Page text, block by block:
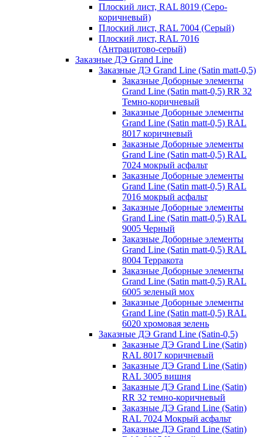
Плоский лист, RAL 8019 (Серо-
коричневый)
Плоский лист, RAL 7004 (Серый)
Плоский лист, RAL 7016
(Антрацитово-серый)
Заказные ДЭ Grand Line
Заказные ДЭ Grand Line (Satin matt-0,5)
Заказные Доборные элементы
Grand Line (Satin matt-0,5) RR 32
Темно-коричневый
Заказные Доборные элементы
Grand Line (Satin matt-0,5) RAL
8017 коричневый
Заказные Доборные элементы
Grand Line (Satin matt-0,5) RAL
7024 мокрый асфальт
Заказные Доборные элементы
Grand Line (Satin matt-0,5) RAL
7016 мокрый асфальт
Заказные Доборные элементы
Grand Line (Satin matt-0,5) RAL
9005 Черный
Заказные Доборные элементы
Grand Line (Satin matt-0,5) RAL
8004 Терракота
Заказные Доборные элементы
Grand Line (Satin matt-0,5) RAL
6005 зеленый мох
Заказные Доборные элементы
Grand Line (Satin matt-0,5) RAL
6020 хромовая зелень
Заказные ДЭ Grand Line (Satin-0,5)
Заказные ДЭ Grand Line (Satin)
RAL 8017 коричневый
Заказные ДЭ Grand Line (Satin)
RAL 3005 вишня
Заказные ДЭ Grand Line (Satin)
RR 32 темно-коричневый
Заказные ДЭ Grand Line (Satin)
RAL 7024 Мокрый асфальт
Заказные ДЭ Grand Line (Satin)